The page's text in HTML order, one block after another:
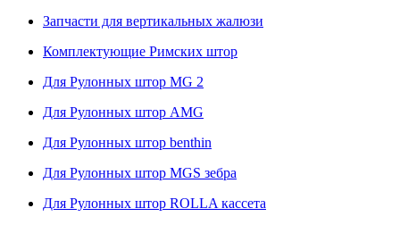
Запчасти для вертикальных жалюзи
Комплектующие Римских штор
Для Рулонных штор MG 2
Для Рулонных штор AMG
Для Рулонных штор benthin
Для Рулонных штор MGS зебра
Для Рулонных штор ROLLA кассета